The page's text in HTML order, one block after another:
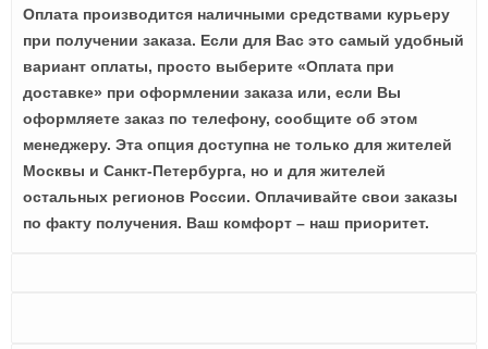
Оплата производится наличными средствами курьеру
при получении заказа. Если для Вас это самый удобный
вариант оплаты, просто выберите «Оплата при
доставке» при оформлении заказа или, если Вы
оформляете заказ по телефону, сообщите об этом
менеджеру. Эта опция доступна не только для жителей
Москвы и Санкт-Петербурга, но и для жителей
остальных регионов России. Оплачивайте свои заказы
по факту получения. Ваш комфорт – наш приоритет.